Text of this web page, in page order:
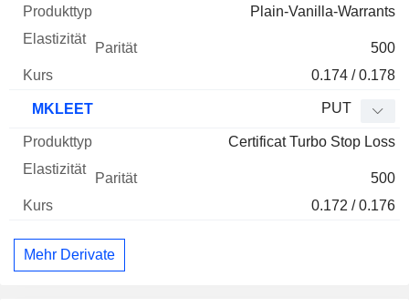
Plain-Vanilla-Warrants
500
0.174 / 0.178
MKLEET PUT
Certificat Turbo Stop Loss
500
0.172 / 0.176
Mehr Derivate